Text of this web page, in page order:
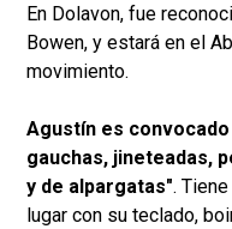
En Dolavon, fue
Bowen, y estará en el
movimiento.
Agustín es
gauchas, jineteadas,
y de alpargatas".
lugar con su teclado,